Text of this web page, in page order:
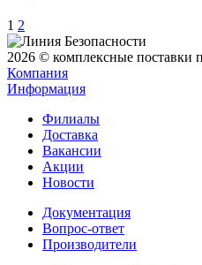
1 2
2026 © комплексные поставки
Компания
Информация
Филиалы
Доставка
Вакансии
Акции
Новости
Документация
Вопрос-ответ
Производители